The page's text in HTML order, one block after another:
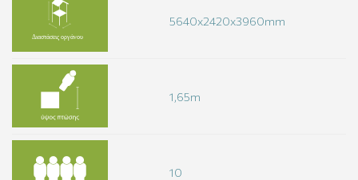
5640x2420x3960mm
1,65m
10